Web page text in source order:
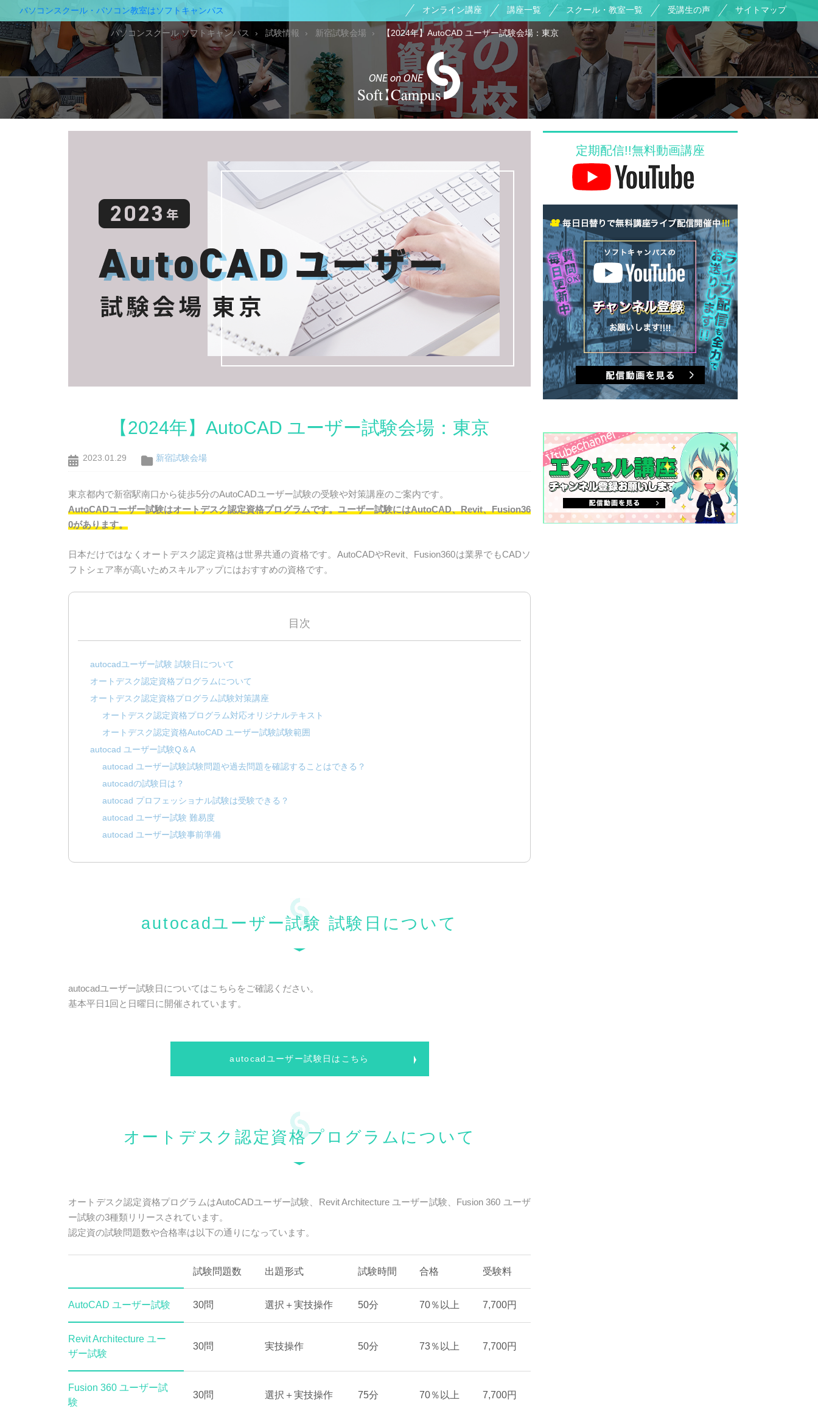
パソコンスクール・パソコン教室はソフトキャンパス オンライン講座 講座一覧 スクール・教室一覧 受講生の声 サイトマップ
パソコンスクール ソフトキャンパス 試験情報 新宿試験会場 【2024年】AutoCAD ユーザー試験会場：東京
【2024年】AutoCAD ユーザー試験会場：東京
2023.01.29 新宿試験会場
東京都内で新宿駅南口から徒歩5分のAutoCADユーザー試験の受験や対策講座のご案内です。
AutoCADユーザー試験はオートデスク認定資格プログラムです。ユーザー試験にはAutoCAD、Revit、Fusion36
0があります。
日本だけではなくオートデスク認定資格は世界共通の資格です。AutoCADやRevit、Fusion360は業界でもCADソ
フトシェア率が高いためスキルアップにはおすすめの資格です。
目次
autocadユーザー試験 試験日について
オートデスク認定資格プログラムについて
オートデスク認定資格プログラム試験対策講座
オートデスク認定資格プログラム対応オリジナルテキスト
オートデスク認定資格AutoCAD ユーザー試験試験範囲
autocad ユーザー試験Q＆A
autocad ユーザー試験試験問題や過去問題を確認することはできる？
autocadの試験日は？
autocad プロフェッショナル試験は受験できる？
autocad ユーザー試験 難易度
autocad ユーザー試験事前準備
autocadユーザー試験 試験日について
autocadユーザー試験日についてはこちらをご確認ください。
基本平日1回と日曜日に開催されています。
autocadユーザー試験日はこちら
オートデスク認定資格プログラムについて
オートデスク認定資格プログラムはAutoCADユーザー試験、Revit Architecture ユーザー試験、Fusion 360 ユーザ
ー試験の3種類リリースされています。
認定資の試験問題数や合格率は以下の通りになっています。
試験問題数 出題形式 試験時間 合格 受験料
AutoCAD ユーザー試験 30問 選択＋実技操作 50分 70％以上 7,700円
Revit Architecture ユー
ザー試験
30問 実技操作 50分 73％以上 7,700円
Fusion 360 ユーザー試
験
30問 選択＋実技操作 75分 70％以上 7,700円
定期配信!!無料動画講座